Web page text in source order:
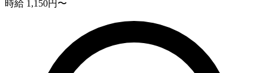
時給 1,150円〜